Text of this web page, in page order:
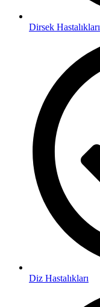
Dirsek Hastalıkları
Diz Hastalıkları